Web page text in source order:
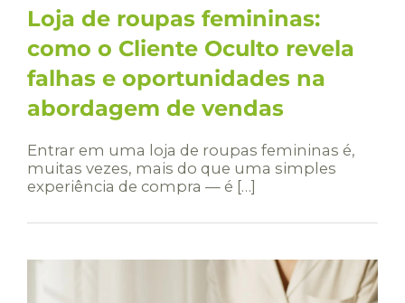
Loja de roupas femininas:
como o Cliente Oculto revela
falhas e oportunidades na
abordagem de vendas
Entrar em uma loja de roupas femininas é,
muitas vezes, mais do que uma simples
experiência de compra — é […]